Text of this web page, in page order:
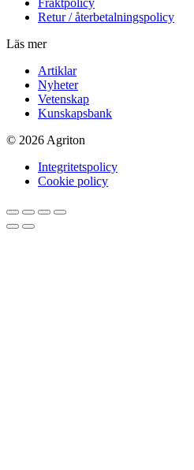
Retur / återbetalningspolicy
Läs mer
Artiklar
Nyheter
Vetenskap
Kunskapsbank
© 2026 Agriton
Integritetspolicy
Cookie policy